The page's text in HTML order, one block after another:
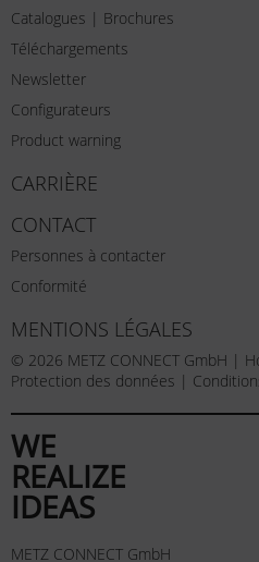
Catalogues | Brochures
Téléchargements
Newsletter
Configurateurs
Product warning
CARRIÈRE
CONTACT
Personnes à contacter
Conformité
MENTIONS LÉGALES
© 2026 METZ CONNECT GmbH |
Protection des données |
WE
REALIZE
IDEAS
METZ CONNECT GmbH